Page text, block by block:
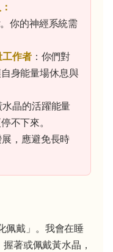
你的神經系統需
工作者：你們對
身能量場休息與
水晶的活躍能量
不下來。
展，應避免長時
佩戴」。我會在睡
著或佩戴黃水晶，